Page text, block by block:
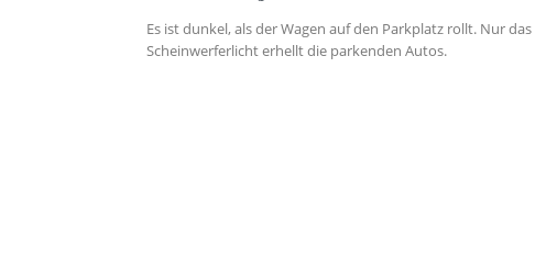
Es ist dunkel, als der Wagen auf den Parkplatz rollt. Nur das
Scheinwerferlicht erhellt die parkenden Autos.